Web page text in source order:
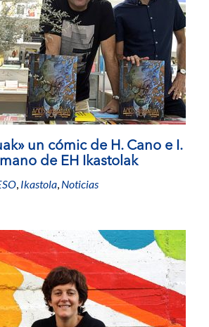
un cómic de H. Cano e I.
de EH Ikastolak
, Ikastola, Noticias